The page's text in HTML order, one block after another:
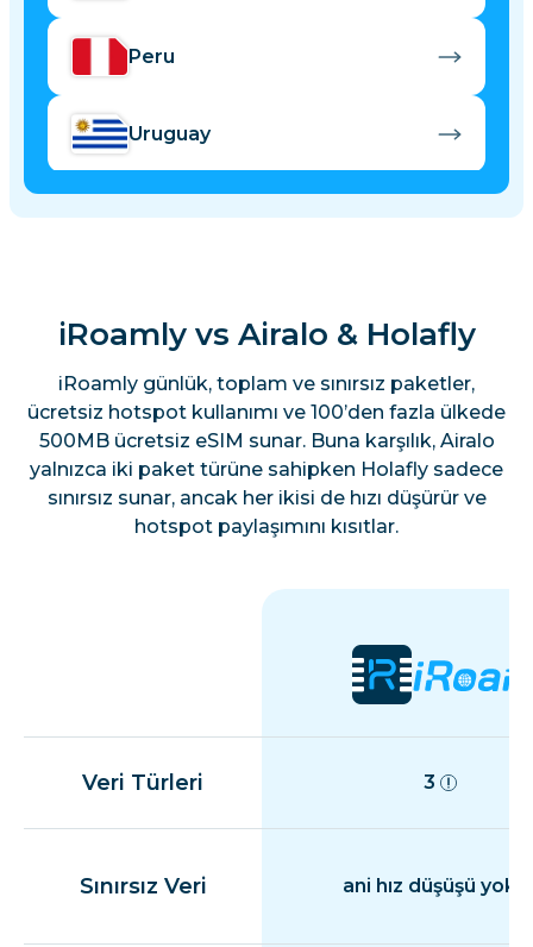
Peru
Uruguay
iRoamly vs Airalo & Holafly
iRoamly günlük, toplam ve sınırsız paketler,
ücretsiz hotspot kullanımı ve 100’den fazla ülkede
500MB ücretsiz eSIM sunar. Buna karşılık, Airalo
yalnızca iki paket türüne sahipken Holafly sadece
sınırsız sunar, ancak her ikisi de hızı düşürür ve
hotspot paylaşımını kısıtlar.
Veri Türleri 3
Sınırsız Veri ani hız düşüşü yok